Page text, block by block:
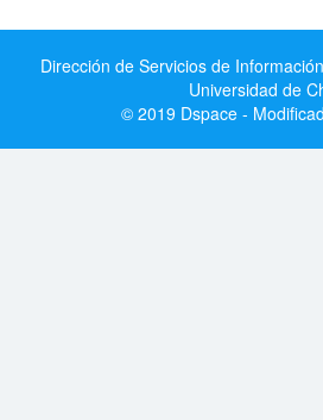
Dirección de Servicios de
Universidad de
© 2019 Dspace -